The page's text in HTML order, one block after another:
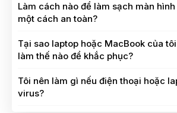
Làm cách nào để làm sạch màn
một cách an toàn?
Tại sao laptop hoặc MacBook của
làm thế nào để khắc phục?
Tôi nên làm gì nếu điện thoại hoặc
virus?